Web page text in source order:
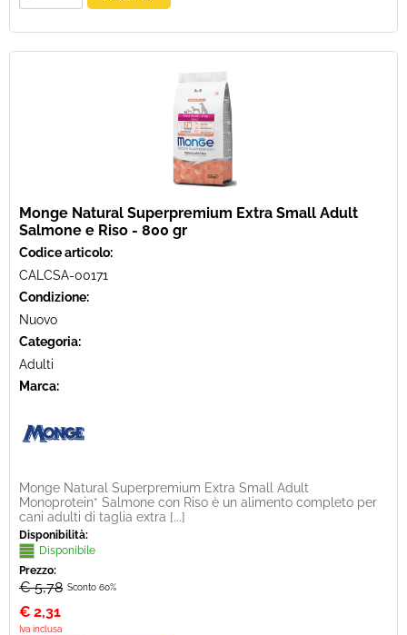
Monge Natural Superpremium Extra Small Adult
Salmone e Riso - 800 gr
Codice articolo:
CALCSA-00171
Condizione:
Nuovo
Categoria:
Adulti
Marca:
Monge Natural Superpremium Extra Small Adult
Monoprotein* Salmone con Riso è un alimento completo per
cani adulti di taglia extra [...]
Disponibilità:
Disponibile
Prezzo:
€ 5,78 Sconto 60%
€ 2,31
Iva inclusa